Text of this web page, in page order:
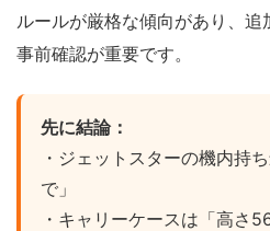
ルールが厳格な傾向があり、
事前確認が重要です。
先に結論：
・ジェットスターの機内持
で」
・キャリーケースは「高さ